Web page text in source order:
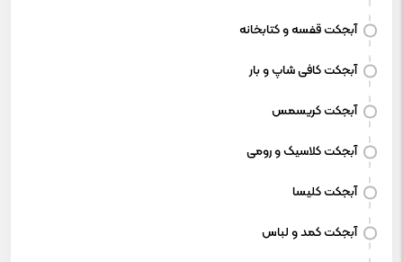
آبجکت قفسه و کتابخانه
آبجکت کافی شاپ و بار
آبجکت کریسمس
آبجکت کلاسیک و رومی
آبجکت کلیسا
آبجکت کمد و لباس